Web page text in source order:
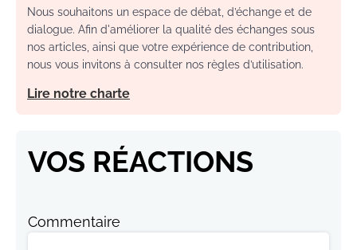
Nous souhaitons un espace de débat, d’échange et de
dialogue. Afin d'améliorer la qualité des échanges sous
nos articles, ainsi que votre expérience de contribution,
nous vous invitons à consulter nos règles d’utilisation.
Lire notre charte
VOS RÉACTIONS
Commentaire